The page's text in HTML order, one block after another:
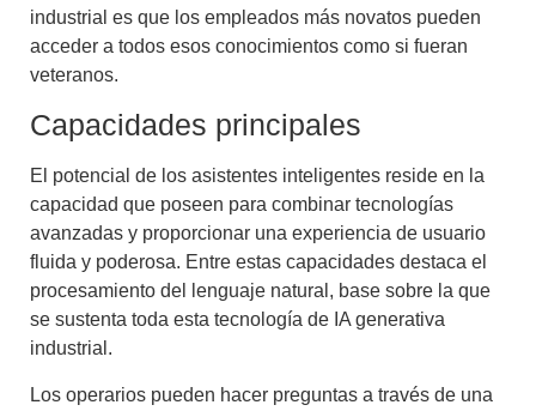
industrial es que los empleados más novatos pueden
acceder a todos esos conocimientos como si fueran
veteranos.
Capacidades principales
El potencial de los asistentes inteligentes reside en la
capacidad que poseen para combinar tecnologías
avanzadas y proporcionar una experiencia de usuario
fluida y poderosa. Entre estas capacidades destaca el
procesamiento del lenguaje natural, base sobre la que
se sustenta toda esta tecnología de IA generativa
industrial .
Los operarios pueden hacer preguntas a través de una